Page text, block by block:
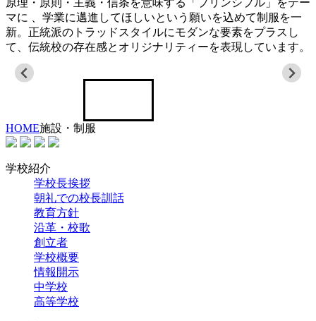
原理・原則・主義・信条を意味する「プリンシプル」をテー
マに 、学業に邁進してほしいという願いを込めて制服を一
新。正統派のトラッドスタイルにモダンな要素をプラスし
て、伝統校の存在感とオリジナリティーを表現しています。
HOME施設・制服
学校紹介
学校長挨拶
朝礼での校長訓話
教育方針
沿革・校歌
創立者
学校概要
情報開示
中学校
高等学校